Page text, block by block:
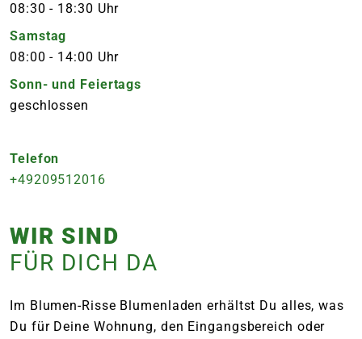
08:30 - 18:30 Uhr
Samstag
08:00 - 14:00 Uhr
Sonn- und Feiertags
geschlossen
Telefon
+49209512016
WIR SIND
FÜR DICH DA
Im Blumen-Risse Blumenladen erhältst Du alles, was
Du für Deine Wohnung, den Eingangsbereich oder